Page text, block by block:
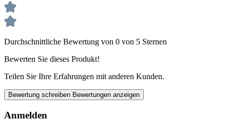
Durchschnittliche Bewertung von 0 von 5 Sternen
Bewerten Sie dieses Produkt!
Teilen Sie Ihre Erfahrungen mit anderen Kunden.
Bewertung schreiben Bewertungen anzeigen
Anmelden